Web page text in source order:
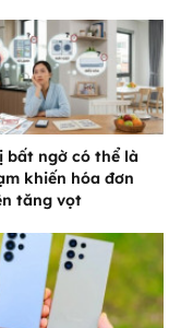
bất ngờ có thể là
khiến hóa đơn
tăng vọt